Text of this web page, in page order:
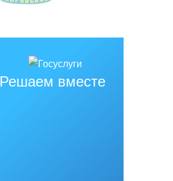
Решаем вместе